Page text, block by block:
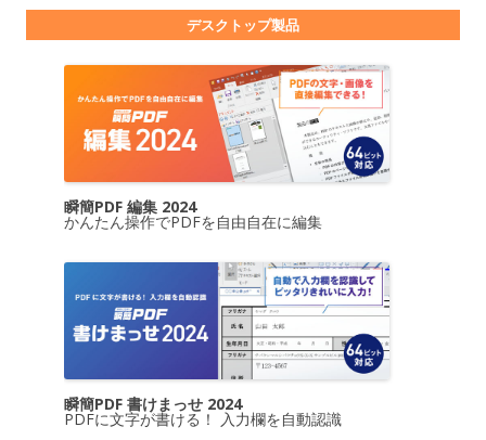
デスクトップ製品
瞬簡PDF 編集 2024
かんたん操作でPDFを自由自在に編集
瞬簡PDF 書けまっせ 2024
PDFに文字が書ける！ 入力欄を自動認識